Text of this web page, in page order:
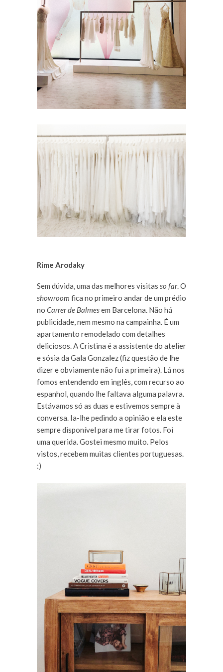
Rime Arodaky
Sem dúvida, uma das melhores visitas so far. O
showroom fica no primeiro andar de um prédio
no Carrer de Balmesem Barcelona. Não há
publicidade, nem mesmo na campainha. É um
apartamento remodelado com detalhes
deliciosos. A Cristina é a assistente do atelier
e sósia da Gala Gonzalez (fiz questão de lhe
dizer e obviamente não fui a primeira). Lá nos
fomos entendendo em inglês, com recurso ao
espanhol, quando lhe faltava alguma palavra.
Estávamos só as duas e estivemos sempre à
conversa. Ia-lhe pedindo a opinião e ela este
sempre disponível para me tirar fotos. Foi
uma querida. Gostei mesmo muito. Pelos
vistos, recebem muitas clientes portuguesas.
:)